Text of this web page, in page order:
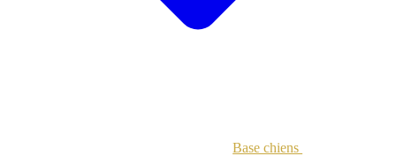
Base chiens